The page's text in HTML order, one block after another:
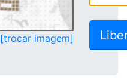
[trocar imagem]